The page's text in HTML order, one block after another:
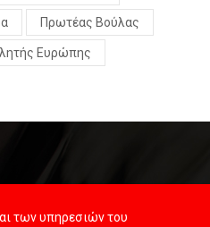
Πρωτέας Βούλας
Ευρώπης
των υπηρεσιών του